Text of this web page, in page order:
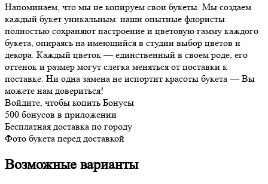
Напоминаем, что мы не копируем свои букеты. Мы создаем
каждый букет уникальным: наши опытные флористы
полностью сохраняют настроение и цветовую гамму каждого
букета, опираясь на имеющийся в студии выбор цветов и
декора. Каждый цветок — единственный в своем роде, его
оттенок и размер могут слегка меняться от поставки к
поставке. Ни одна замена не испортит красоты букета — Вы
можете нам довериться!
Войдите, чтобы копить Бонусы
500 бонусов в приложении
Бесплатная доставка по городу
Фото букета перед доставкой
Возможные варианты